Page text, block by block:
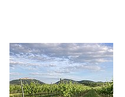
Increase in Regional Value